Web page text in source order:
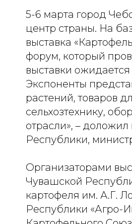
5-6 марта город
центр страны. На
выставка
форум, который
выставки
Экспоненты
растений, товаров
сельхозтехнику,
отрасли», –
Республики,
Организаторами
Чувашской
картофеля им. А.Г.
Республики «Агро-